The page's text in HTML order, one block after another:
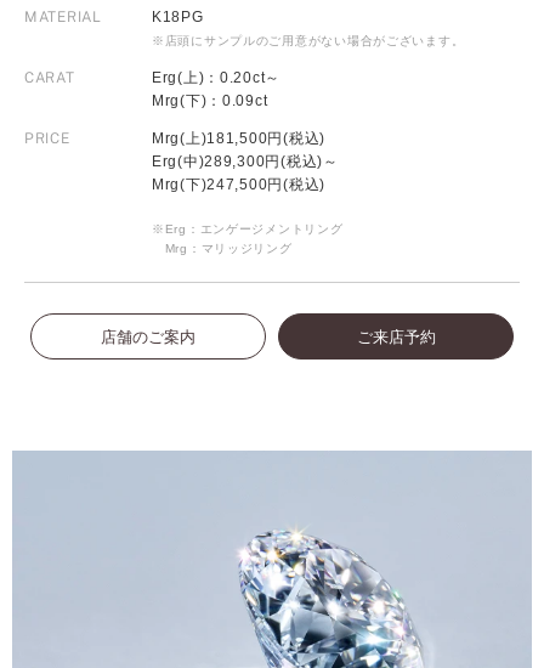
MATERIAL K18PG
※店頭にサンプルのご用意がない場合がございます。
CARAT
Erg(上)：0.20ct～
Mrg(下)：0.09ct
PRICE
Mrg(上)181,500円(税込)
Erg(中)289,300円(税込)～
Mrg(下)247,500円(税込)
※Erg：エンゲージメントリング
Mrg：マリッジリング
店舗のご案内 ご来店予約